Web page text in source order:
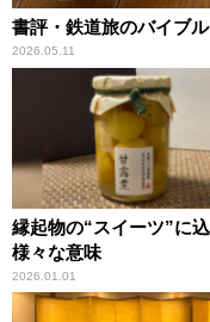
書評・鉄道旅のバイブ
2026.05.11
縁起物の“スイーツ”に
様々な意味
2026.01.01